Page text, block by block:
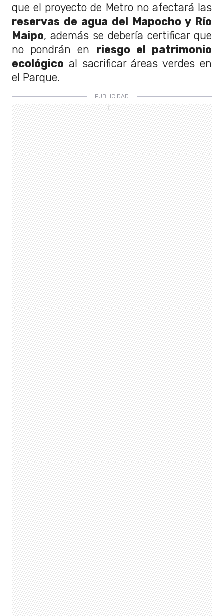
que el proyecto de Metro no afectará las
reservas de agua del Mapocho y Río
Maipo, además se debería certificar que
no pondrán en riesgo el patrimonio
ecológico al sacrificar áreas verdes en
el Parque.